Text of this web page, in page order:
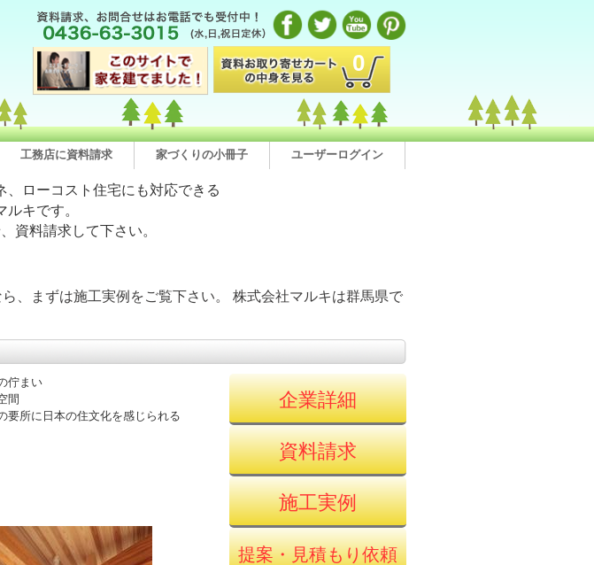
0
工務店に資料請求 家づくりの小冊子 ユーザーログイン
ローコスト住宅にも対応できる
ルキです。
資料請求して下さい。
、まずは施工実例をご覧下さい。 株式会社マルキは群馬県で
佇まい
間
要所に日本の住文化を感じられる
企業詳細
資料請求
施工実例
提案・見積もり依頼